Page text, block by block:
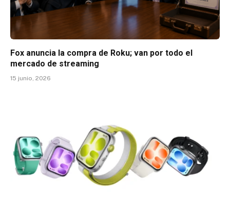
Fox anuncia la compra de Roku; van por todo el
mercado de streaming
15 junio, 2026